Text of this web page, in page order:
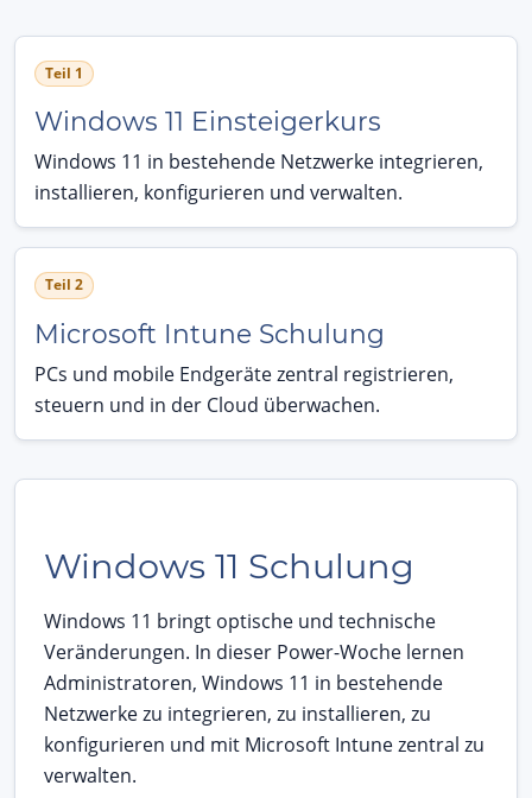
Teil 1
Windows 11 Einsteigerkurs
Windows 11 in bestehende Netzwerke integrieren,
installieren, konfigurieren und verwalten.
Teil 2
Microsoft Intune Schulung
PCs und mobile Endgeräte zentral registrieren,
steuern und in der Cloud überwachen.
Windows 11 Schulung
Windows 11 bringt optische und technische
Veränderungen. In dieser Power-Woche lernen
Administratoren, Windows 11 in bestehende
Netzwerke zu integrieren, zu installieren, zu
konfigurieren und mit Microsoft Intune zentral zu
verwalten.